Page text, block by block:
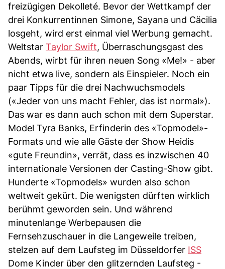
freizügigen Dekolleté. Bevor der Wettkampf der
drei Konkurrentinnen Simone, Sayana und Cäcilia
losgeht, wird erst einmal viel Werbung gemacht.
Weltstar Taylor Swift, Überraschungsgast des
Abends, wirbt für ihren neuen Song «Me!» - aber
nicht etwa live, sondern als Einspieler. Noch ein
paar Tipps für die drei Nachwuchsmodels
(«Jeder von uns macht Fehler, das ist normal»).
Das war es dann auch schon mit dem Superstar.
Model Tyra Banks, Erfinderin des «Topmodel»-
Formats und wie alle Gäste der Show Heidis
«gute Freundin», verrät, dass es inzwischen 40
internationale Versionen der Casting-Show gibt.
Hunderte «Topmodels» wurden also schon
weltweit gekürt. Die wenigsten dürften wirklich
berühmt geworden sein. Und während
minutenlange Werbepausen die
Fernsehzuschauer in die Langeweile treiben,
stelzen auf dem Laufsteg im Düsseldorfer ISS
Dome Kinder über den glitzernden Laufsteg -